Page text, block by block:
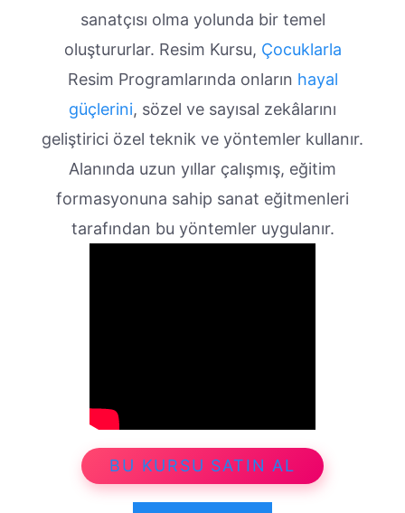
sanatçısı olma yolunda bir temel
oluştururlar. Resim Kursu, Çocuklarla
Resim Programlarında onların hayal
güçlerini, sözel ve sayısal zekâlarını
geliştirici özel teknik ve yöntemler kullanır.
Alanında uzun yıllar çalışmış, eğitim
formasyonuna sahip sanat eğitmenleri
tarafından bu yöntemler uygulanır.
BU KURSU SATIN AL